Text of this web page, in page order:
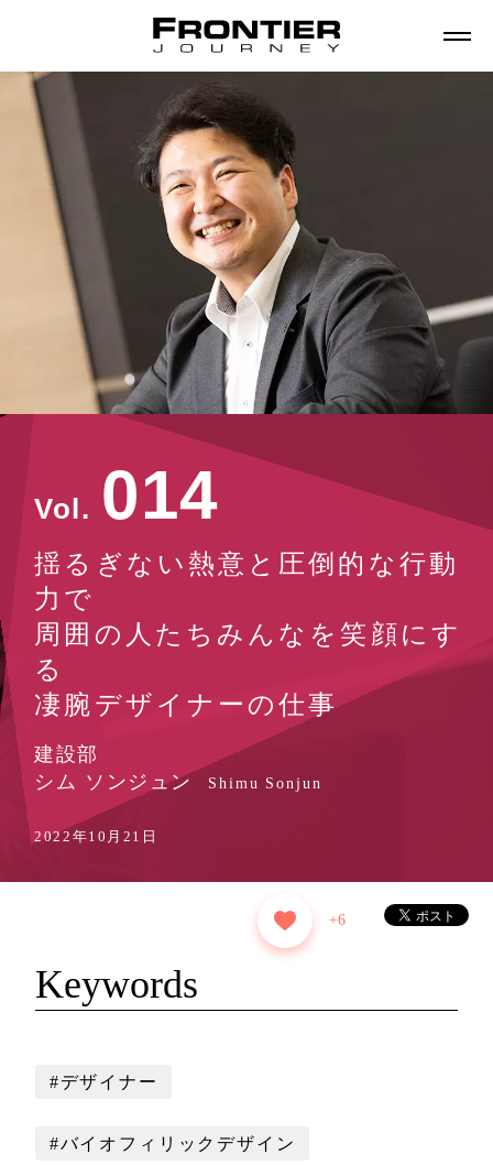
Vol. 014
揺るぎない熱意と圧倒的な行動
力で
周囲の人たちみんなを笑顔にす
る
凄腕デザイナーの仕事
建設部
シム ソンジュン
Shimu Sonjun
2022年10月21日
+6
Keywords
#デザイナー
#バイオフィリックデザイン